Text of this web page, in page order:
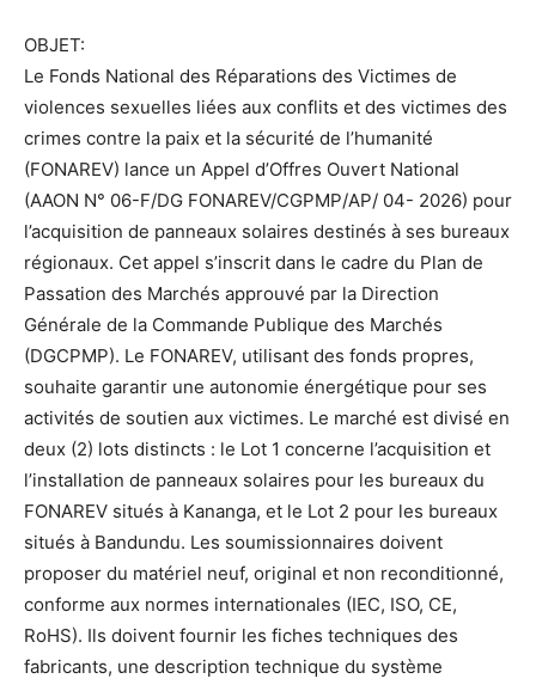
OBJET:
Le Fonds National des Réparations des Victimes de
violences sexuelles liées aux conflits et des victimes des
crimes contre la paix et la sécurité de l’humanité
(FONAREV) lance un Appel d’Offres Ouvert National
(AAON N° 06-F/DG FONAREV/CGPMP/AP/ 04- 2026) pour
l’acquisition de panneaux solaires destinés à ses bureaux
régionaux. Cet appel s’inscrit dans le cadre du Plan de
Passation des Marchés approuvé par la Direction
Générale de la Commande Publique des Marchés
(DGCPMP). Le FONAREV, utilisant des fonds propres,
souhaite garantir une autonomie énergétique pour ses
activités de soutien aux victimes. Le marché est divisé en
deux (2) lots distincts : le Lot 1 concerne l’acquisition et
l’installation de panneaux solaires pour les bureaux du
FONAREV situés à Kananga, et le Lot 2 pour les bureaux
situés à Bandundu. Les soumissionnaires doivent
proposer du matériel neuf, original et non reconditionné,
conforme aux normes internationales (IEC, ISO, CE,
RoHS). Ils doivent fournir les fiches techniques des
fabricants, une description technique du système